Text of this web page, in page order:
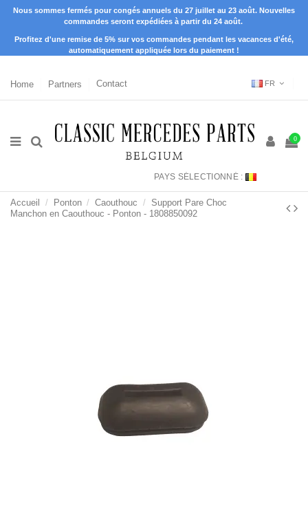
Nous sommes fermés pour congés annuels du 27 juillet au 23 août. Nouvelles
commandes seront expédiées à partir du 24 août.
Profitez d'une remise de 5% sur vos commandes pendant les vacances d'été,
automatiquement appliquée lors du paiement !
Home Partners Contact FR
0
PAYS SÉLECTIONNÉ :
Accueil Ponton Caouthouc
Support Pare Choc
Manchon en Caouthouc - Ponton - 1808850092